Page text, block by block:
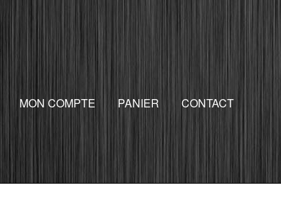
MON COMPTE PANIER CONTACT